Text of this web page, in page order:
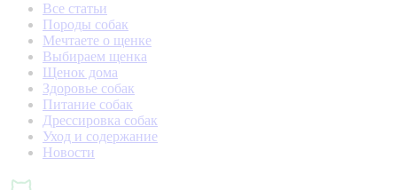
Все статьи
Породы собак
Мечтаете о щенке
Выбираем щенка
Щенок дома
Здоровье собак
Питание собак
Дрессировка собак
Уход и содержание
Новости